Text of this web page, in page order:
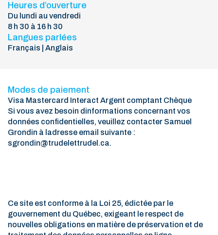
Heures d’ouverture
Du lundi au vendredi
8 h 30 à 16 h 30
Langues parlées
Français | Anglais
Modes de paiement
Visa Mastercard Interact Argent comptant Chèque
Si vous avez besoin dinformations concernant vos
données confidentielles, veuillez contacter Samuel
Grondin à ladresse email suivante :
sgrondin@trudelettrudel.ca.
Ce site est conforme à la Loi 25, édictée par le
gouvernement du Québec, exigeant le respect de
nouvelles obligations en matière de préservation et de